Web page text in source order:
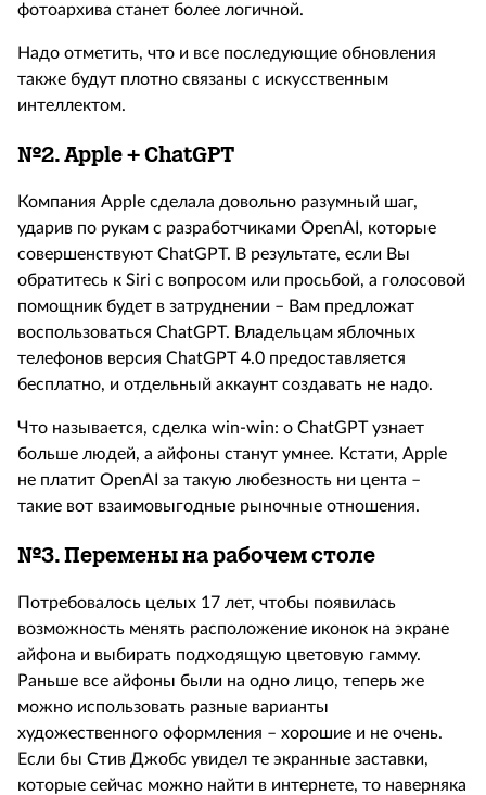
фотоархива станет более логичной.
Надо отметить, что и все последующие обновления
также будут плотно связаны с искусственным
интеллектом.
№2.Apple +ChatGPT
Компания Apple сделала довольно разумный шаг,
ударив по рукам с разработчиками OpenAI, которые
совершенствуют ChatGPT. В результате, если Вы
обратитесь к Siri с вопросом или просьбой, а голосовой
помощник будет в затруднении – Вам предложат
воспользоваться ChatGPT. Владельцам яблочных
телефонов версия ChatGPT 4.0 предоставляется
бесплатно, и отдельный аккаунт создавать не надо.
Что называется, сделка win-win: о ChatGPT узнает
больше людей, а айфоны станут умнее. Кстати, Apple
не платит OpenAI за такую любезность ни цента –
такие вот взаимовыгодные рыночные отношения.
№3. Перемены на рабочем столе
Потребовалось целых 17 лет, чтобы появилась
возможность менять расположение иконок на экране
айфона и выбирать подходящую цветовую гамму.
Раньше все айфоны были на одно лицо, теперь же
можно использовать разные варианты
художественного оформления – хорошие и не очень.
Если бы Стив Джобс увидел те экранные заставки,
которые сейчас можно найти в интернете, то наверняка